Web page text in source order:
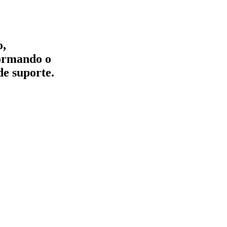
o
suporte.